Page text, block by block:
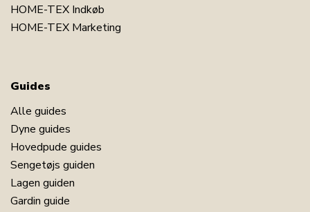
HOME-TEX Indkøb
HOME-TEX Marketing
Guides
Alle guides
Dyne guides
Hovedpude guides
Sengetøjs guiden
Lagen guiden
Gardin guide